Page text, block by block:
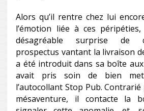
Alors qu’il rentre chez lui
l’émotion liée à ces
désagréable surprise de
prospectus vantant la livraison
a été introduit dans sa boîte
avait pris soin de bien
l’autocollant Stop Pub.
mésaventure, il contacte la